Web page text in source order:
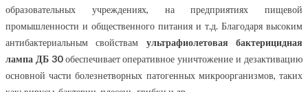
образовательных учреждениях, на предприятиях пищевой
промышленности и общественного питания и т.д. Благодаря высоким
антибактериальным свойствам ультрафиолетовая бактерицидная
лампа ДБ 30 обеспечивает оперативное уничтожение и дезактивацию
основной части болезнетворных патогенных микроорганизмов, таких